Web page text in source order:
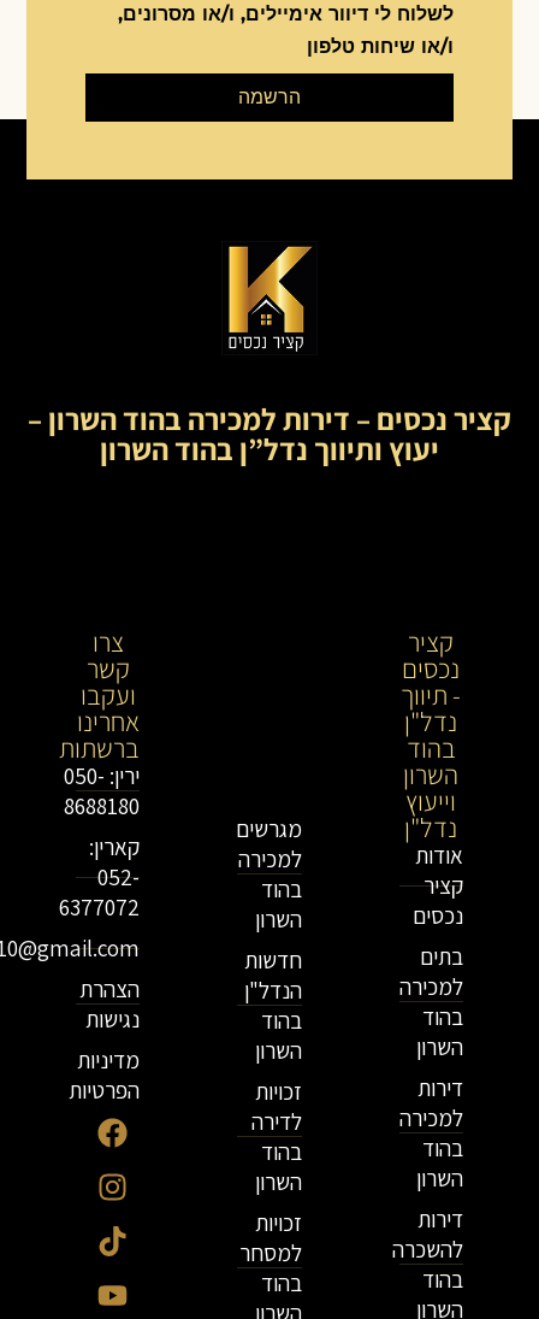
לשלוח לי דיוור אימיילים, ו/או מסרונים,
ו/או שיחות טלפון
הרשמה
קציר נכסים – דירות למכירה בהוד השרון –
יעוץ ותיווך נדל”ן בהוד השרון
קציר
נכסים
- תיווך
נדל"ן
בהוד
השרון
וייעוץ
נדל"ן
אודות
קציר
נכסים
בתים
למכירה
בהוד
השרון
דירות
למכירה
בהוד
השרון
דירות
להשכרה
בהוד
השרון
מגרשים
למכירה
בהוד
השרון
חדשות
הנדל"ן
בהוד
השרון
זכויות
לדירה
בהוד
השרון
זכויות
למסחר
בהוד
השרון
צרו
קשר
ועקבו
אחרינו
ברשתות
ירין: 050-
8688180
קארין:
052-
6377072
הצהרת
נגישות
מדיניות
הפרטיות